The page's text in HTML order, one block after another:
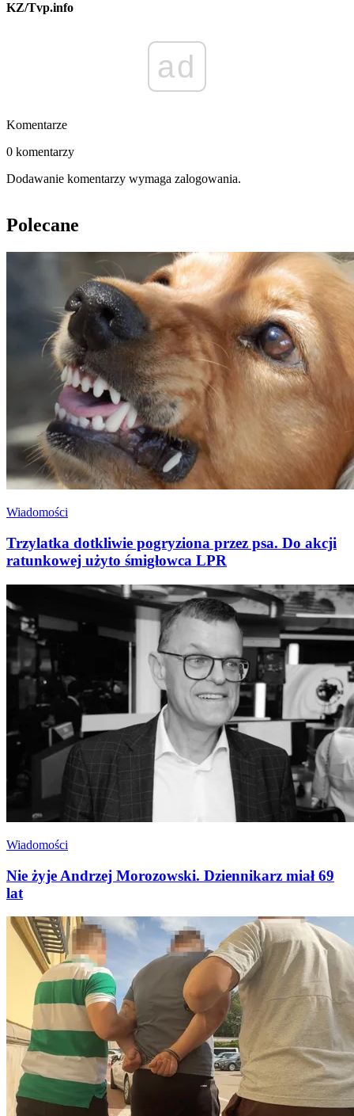
KZ/Tvp.info
ad
Komentarze
0 komentarzy
Dodawanie komentarzy wymaga zalogowania.
Polecane
Wiadomości
Trzylatka dotkliwie pogryziona przez psa. Do akcji
ratunkowej użyto śmigłowca LPR
Wiadomości
Nie żyje Andrzej Morozowski. Dziennikarz miał 69
lat